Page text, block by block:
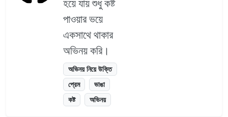
হয়ে যায় শুধু কষ্ট
পাওয়ার ভয়ে
একসাথে থাকার
অভিনয় করি।
অভিনয় নিয়ে উক্তি
প্রেম
ভাঙা
কষ্ট
অভিনয়